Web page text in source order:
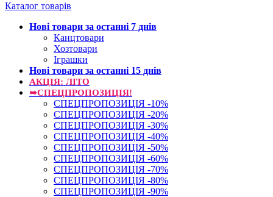
Каталог товарів
Нові товари за останнi 7 днiв
Канцтовари
Хозтовари
Іграшки
Нові товари за останнi 15 днiв
АКЦІЯ: ЛІТО
➥СПЕЦПРОПОЗИЦІЯ!
СПЕЦПРОПОЗИЦІЯ -10%
СПЕЦПРОПОЗИЦІЯ -20%
СПЕЦПРОПОЗИЦІЯ -30%
СПЕЦПРОПОЗИЦІЯ -40%
СПЕЦПРОПОЗИЦІЯ -50%
СПЕЦПРОПОЗИЦІЯ -60%
СПЕЦПРОПОЗИЦІЯ -70%
СПЕЦПРОПОЗИЦІЯ -80%
СПЕЦПРОПОЗИЦІЯ -90%